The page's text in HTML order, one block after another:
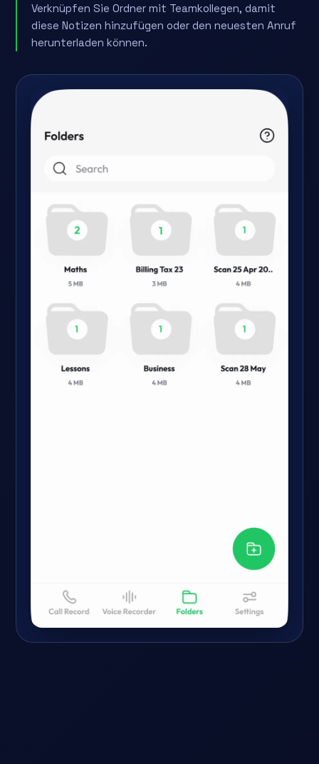
Verknüpfen Sie Ordner mit Teamkollegen, damit
diese Notizen hinzufügen oder den neuesten Anruf
herunterladen können.